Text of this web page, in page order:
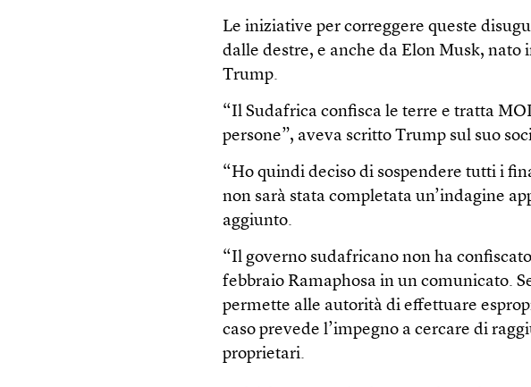
Le iniziative per correggere queste
dalle destre, e anche da Elon Musk, nato
Trump.
“Il Sudafrica confisca le terre e tratta
persone”, aveva scritto Trump sul suo
“Ho quindi deciso di sospendere tutti i
non sarà stata completata un’indagine
aggiunto.
“Il governo sudafricano non ha
febbraio Ramaphosa in un comunicato.
permette alle autorità di effettuare
caso prevede l’impegno a cercare di
proprietari.